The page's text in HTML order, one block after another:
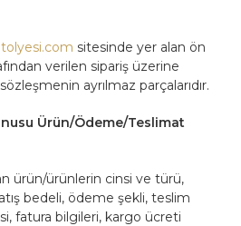
sitesinde yer alan ön
verilen sipariş üzerine
ayrılmaz parçalarıdır.
Ürün/Ödeme/Teslimat
ürün/ürünlerin cinsi ve türü,
bedeli, ödeme şekli, teslim
fatura bilgileri, kargo ücreti